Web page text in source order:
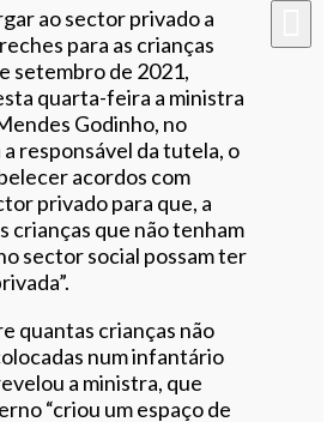
este artigo
ao sector privado a
para as crianças
setembro de 2021,
quarta-feira a ministra
Godinho, no
responsável da tutela, o
acordos com
privado para que, a
crianças que não tenham
sector social possam ter
quantas crianças não
num infantário
a ministra, que
“criou um espaço de